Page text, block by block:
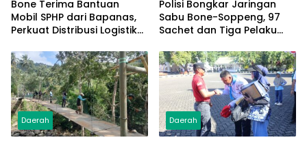
Bone Terima Bantuan
Mobil SPHP dari Bapanas,
Perkuat Distribusi Logistik
Polisi Bongkar Jaringan
Sabu Bone-Soppeng, 97
Sachet dan Tiga Pelaku
Daerah Daerah